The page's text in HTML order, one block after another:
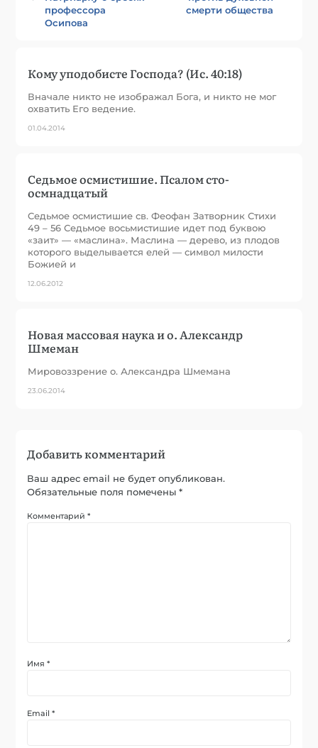
профессора
Осипова
смерти общества
Кому уподобисте Господа? (Ис. 40:18)
Вначале никто не изображал Бога, и никто не мог
охватить Его ведение.
01.04.2014
Седьмое осмистишие. Псалом сто-
осмнадцатый
Седьмое осмистишие св. Феофан Затворник Стихи
49 – 56 Седьмое восьмистишие идет под буквою
«заит» — «маслина». Маслина — дерево, из плодов
которого выделывается елей — символ милости
Божией и
12.06.2012
Новая массовая наука и о. Александр
Шмеман
Мировоззрение о. Александра Шмемана
23.06.2014
Добавить комментарий
Ваш адрес email не будет опубликован.
Обязательные поля помечены*
Комментарий*
Имя*
Email*